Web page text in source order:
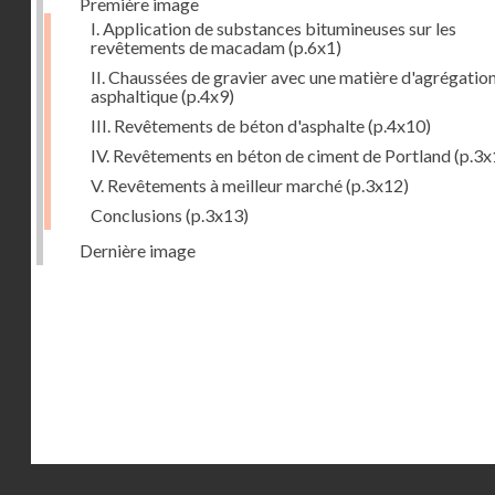
I. Application de substances bitumineuses sur les
revêtements de macadam(p.6x1)
II. Chaussées de gravier avec une matière
asphaltique(p.4x9)
III. Revêtements de béton d'asphalte(p.4x10)
IV. Revêtements en béton de ciment de Portland
V. Revêtements à meilleur marché(p.3x12)
Conclusions (p.3x13)
Dernière image